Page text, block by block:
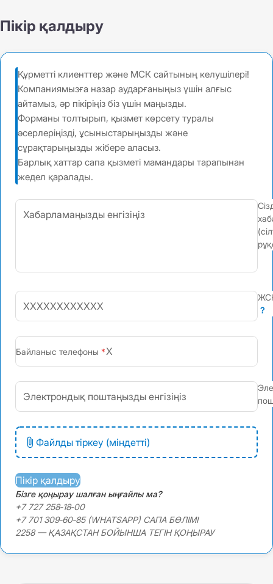
Пікір қалдыру
Құрметті клиенттер және МСК сайтының келушілері!
Компаниямызға назар аударғаныңыз үшін алғыс
айтамыз, әр пікіріңіз біз үшін маңызды.
Форманы толтырып, қызмет көрсету туралы
әсерлеріңізді, ұсыныстарыңызды және
сұрақтарыңызды жібере аласыз.
Барлық хаттар сапа қызметі мамандары тарапынан
жедел қаралады.
?
+7
Байланыс телефоны
Файлды тіркеу (міндетті)
Пікір қалдыру
Бізге қоңырау шалған ыңғайлы ма?
+7 727 258‑18‑00
+7 701 309‑60‑85 (WHATSAPP) САПА БӨЛІМІ
2258 — ҚАЗАҚСТАН БОЙЫНША ТЕГІН ҚОҢЫРАУ